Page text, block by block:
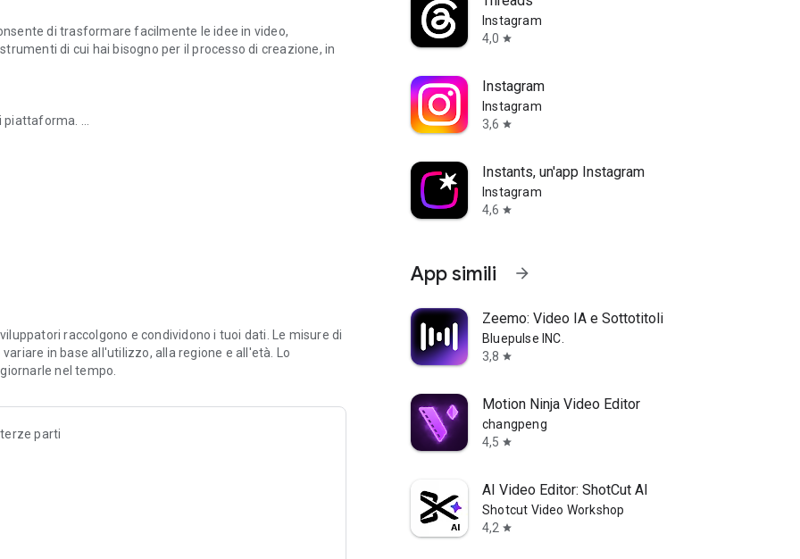
di trasformare facilmente le idee in video,
di cui hai bisogno per il processo di creazione, in
piattaforma.
adesivi e molto altro.
rimuovere il rumore di sottofondo.
nel video.
insight in tempo reale.
raccolgono e condividono i tuoi dati. Le misure di
in base all'utilizzo, alla regione e all'età. Lo
nel tempo.
parti
Instagram
4,0 star
Instagram
Instagram
3,6 star
Instants, un'app Instagram
Instagram
4,6 star
App simili arrow_forward
Zeemo: Video IA e Sottotitoli
Bluepulse INC.
3,8 star
Motion Ninja Video Editor
changpeng
4,5 star
AI Video Editor: ShotCut AI
Shotcut Video Workshop
4,2 star